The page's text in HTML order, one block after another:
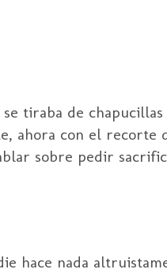
se tiraba de
ahora con el recorte
sobre pedir
hace nada